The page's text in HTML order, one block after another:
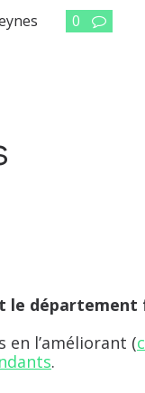
0
le département
en l’améliorant (
.